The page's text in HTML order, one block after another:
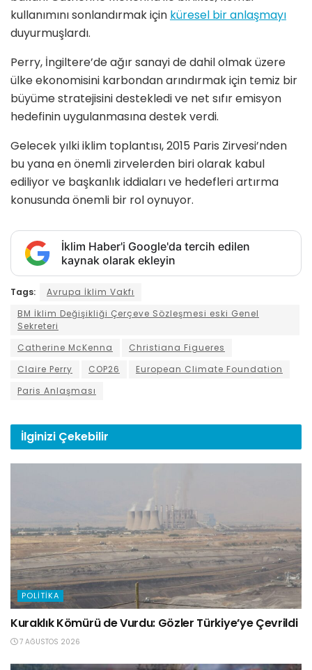
kullanımını sonlandırmak için küresel bir anlaşmayı
duyurmuşlardı.
Perry, İngiltere’de ağır sanayi de dahil olmak üzere
ülke ekonomisini karbondan arındırmak için temiz bir
büyüme stratejisini destekledi ve net sıfır emisyon
hedefinin uygulanmasına destek verdi.
Gelecek yılki iklim toplantısı, 2015 Paris Zirvesi’nden
bu yana en önemli zirvelerden biri olarak kabul
ediliyor ve başkanlık iddiaları ve hedefleri artırma
konusunda önemli bir rol oynuyor.
İklim Haber'i Google'da tercih edilen
kaynak olarak ekleyin
Tags:
Avrupa İklim Vakfı
BM İklim Değişikliği Çerçeve Sözleşmesi eski Genel
Sekreteri
Catherine McKenna
Christiana Figueres
Claire Perry
COP26
European Climate Foundation
Paris Anlaşması
İlginizi Çekebilir
POLITIKA
Kuraklık Kömürü de Vurdu: Gözler Türkiye’ye Çevrildi
7 AĞUSTOS 2026